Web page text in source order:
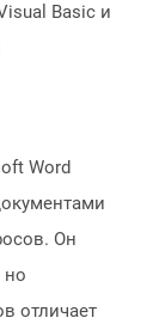
Basic и
Word
Он
но
отличает